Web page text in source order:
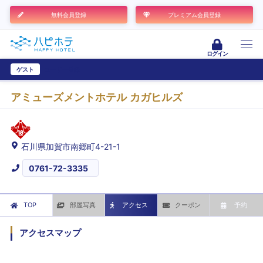
無料会員登録 プレミアム会員登録
ログイン
ゲスト
アミューズメントホテル カガヒルズ
石川県加賀市南郷町4-21-1
0761-72-3335
TOP 部屋写真 アクセス クーポン 予約
アクセスマップ